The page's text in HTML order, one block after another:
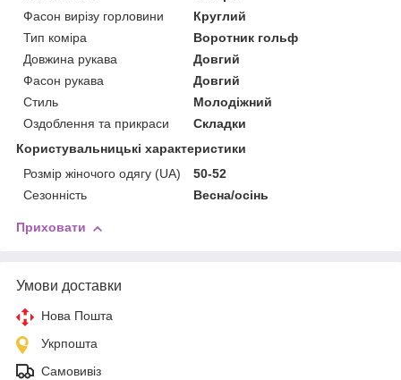
Фасон вирізу горловини
Круглий
Тип коміра
Воротник гольф
Довжина рукава
Довгий
Фасон рукава
Довгий
Стиль
Молодіжний
Оздоблення та прикраси
Складки
Користувальницькі характеристики
Розмір жіночого одягу (UA)
50-52
Сезонність
Весна/осінь
Приховати
Умови доставки
Нова Пошта
Укрпошта
Самовивіз